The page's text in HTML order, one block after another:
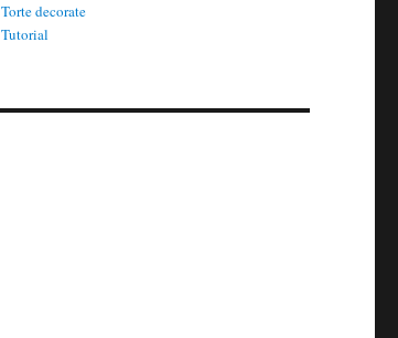
Torte decorate
Tutorial